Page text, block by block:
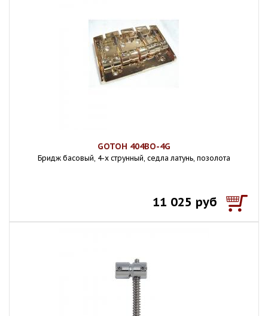
GOTOH 404BO-4G
Бридж басовый, 4-х струнный, седла латунь, позолота
11 025 руб